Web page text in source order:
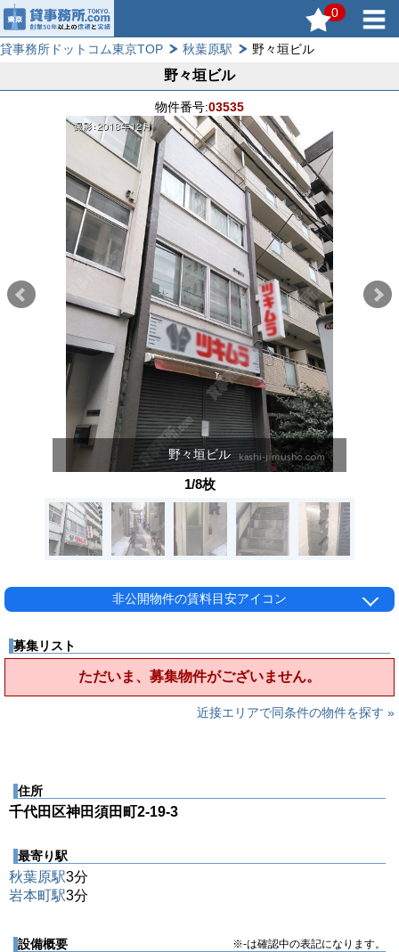
0
貸事務所ドットコム東京TOP 秋葉原駅 野々垣ビル
野々垣ビル
物件番号:03535
野々垣ビル
1/8枚
非公開物件の賃料目安アイコン
募集リスト
ただいま、募集物件がございません。
近接エリアで同条件の物件を探す »
住所
千代田区神田須田町2-19-3
最寄り駅
秋葉原駅3分
岩本町駅3分
設備概要 ※-は確認中の表記になります。